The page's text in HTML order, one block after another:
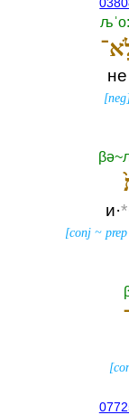
не
[neg
и·*
[conj ~prep
[